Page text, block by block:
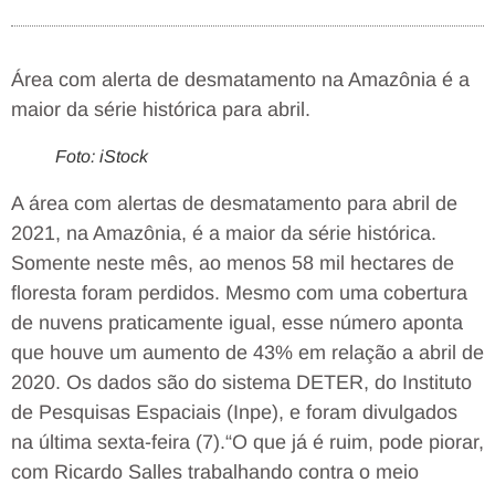
Área com alerta de desmatamento na Amazônia é a
maior da série histórica para abril.
Foto: iStock
A área com alertas de desmatamento para abril de
2021, na Amazônia, é a maior da série histórica.
Somente neste mês, ao menos 58 mil hectares de
floresta foram perdidos. Mesmo com uma cobertura
de nuvens praticamente igual, esse número aponta
que houve um aumento de 43% em relação a abril de
2020. Os dados são do sistema DETER, do Instituto
de Pesquisas Espaciais (Inpe), e foram divulgados
na última sexta-feira (7).“O que já é ruim, pode piorar,
com Ricardo Salles trabalhando contra o meio